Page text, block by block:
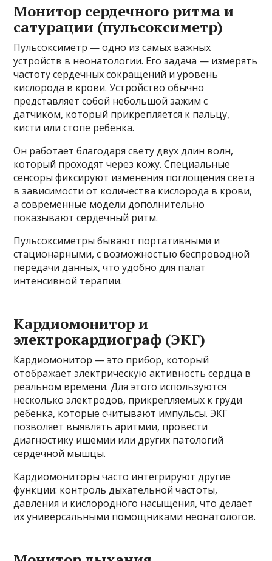
Монитор сердечного ритма и
сатурации (пульсоксиметр)
Пульсоксиметр — одно из самых важных
устройств в неонатологии. Его задача — измерять
частоту сердечных сокращений и уровень
кислорода в крови. Устройство обычно
представляет собой небольшой зажим с
датчиком, который прикрепляется к пальцу,
кисти или стопе ребенка.
Он работает благодаря свету двух длин волн,
который проходят через кожу. Специальные
сенсоры фиксируют изменения поглощения света
в зависимости от количества кислорода в крови,
а современные модели дополнительно
показывают сердечный ритм.
Пульсоксиметры бывают портативными и
стационарными, с возможностью беспроводной
передачи данных, что удобно для палат
интенсивной терапии.
Кардиомонитор и
электрокардиограф (ЭКГ)
Кардиомонитор — это прибор, который
отображает электрическую активность сердца в
реальном времени. Для этого используются
несколько электродов, прикрепляемых к груди
ребенка, которые считывают импульсы. ЭКГ
позволяет выявлять аритмии, провести
диагностику ишемии или других патологий
сердечной мышцы.
Кардиомониторы часто интегрируют другие
функции: контроль дыхательной частоты,
давления и кислородного насыщения, что делает
их универсальными помощниками неонатологов.